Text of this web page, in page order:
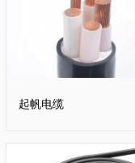
起帆电缆